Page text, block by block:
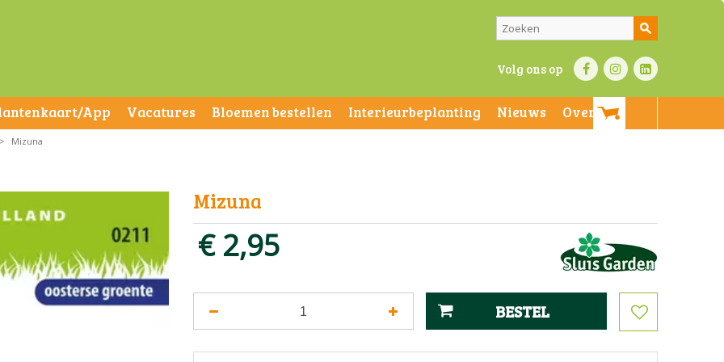
Volg ons op
App Vacatures Bloemen bestellen Interieurbeplanting Nieuws
Over ons
> Mizuna
Mizuna
€ 2,95